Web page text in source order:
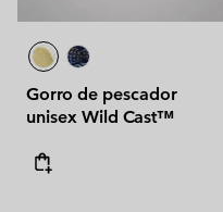
Gorro de pescador
unisex Wild Cast™